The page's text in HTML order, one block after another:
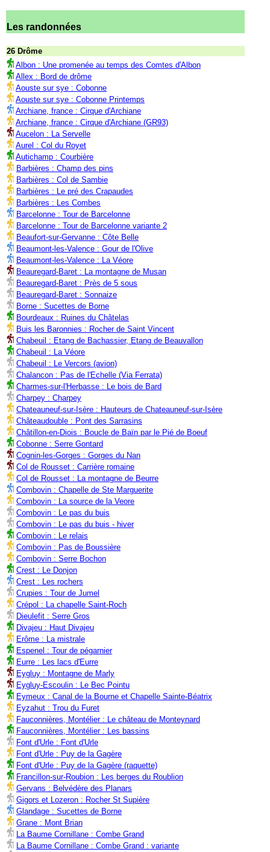
Les randonnées
26 Drôme
Albon : Une promenée au temps des Comtes d'Albon
Allex : Bord de drôme
Aouste sur sye : Cobonne
Aouste sur sye : Cobonne Printemps
Archiane, france : Cirque d'Archiane
Archiane, france : Cirque d'Archiane (GR93)
Aucelon : La Servelle
Aurel : Col du Royet
Autichamp : Courbière
Barbières : Champ des pins
Barbières : Col de Sambie
Barbières : Le pré des Crapaudes
Barbières : Les Combes
Barcelonne : Tour de Barcelonne
Barcelonne : Tour de Barcelonne variante 2
Beaufort-sur-Gervanne : Côte Belle
Beaumont-les-Valence : Gour de l'Olive
Beaumont-les-Valence : La Véore
Beauregard-Baret : La montagne de Musan
Beauregard-Baret : Près de 5 sous
Beauregard-Baret : Sonnaize
Borne : Sucettes de Borne
Bourdeaux : Ruines du Châtelas
Buis les Baronnies : Rocher de Saint Vincent
Chabeuil : Etang de Bachassier, Etang de Beauvallon
Chabeuil : La Véore
Chabeuil : Le Vercors (avion)
Chalancon : Pas de l'Echelle (Via Ferrata)
Charmes-sur-l'Herbasse : Le bois de Bard
Charpey : Charpey
Chateauneuf-sur-Isère : Hauteurs de Chateauneuf-sur-Isère
Châteaudouble : Pont des Sarrasins
Châtillon-en-Diois : Boucle de Baïn par le Pié de Boeuf
Cobonne : Serre Gontard
Cognin-les-Gorges : Gorges du Nan
Col de Rousset : Carrière romaine
Col de Rousset : La montagne de Beurre
Combovin : Chapelle de Ste Marguerite
Combovin : La source de la Veore
Combovin : Le pas du buis
Combovin : Le pas du buis - hiver
Combovin : Le relais
Combovin : Pas de Boussière
Combovin : Serre Bochon
Crest : Le Donjon
Crest : Les rochers
Crupies : Tour de Jumel
Crépol : La chapelle Saint-Roch
Dieulefit : Serre Gros
Divajeu : Haut Divajeu
Erôme : La mistrale
Espenel : Tour de pégarnier
Eurre : Les lacs d'Eurre
Eygluy : Montagne de Marly
Eygluy-Escoulin : Le Bec Pointu
Eymeux : Canal de la Bourne et Chapelle Sainte-Béatrix
Eyzahut : Trou du Furet
Fauconnières, Montélier : Le château de Monteynard
Fauconnières, Montélier : Les bassins
Font d'Urle : Font d'Urle
Font d'Urle : Puy de la Gagère
Font d'Urle : Puy de la Gagère (raquette)
Francillon-sur-Roubion : Les berges du Roublion
Gervans : Belvédère des Planars
Gigors et Lozeron : Rocher St Supière
Glandage : Sucettes de Borne
Grane : Mont Brian
La Baume Cornillane : Combe Grand
La Baume Cornillane : Combe Grand : variante